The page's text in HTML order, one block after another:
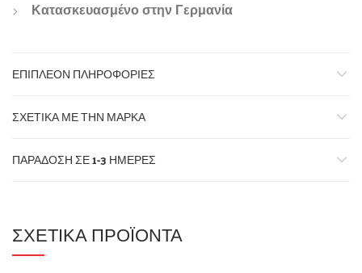
Κατασκευασμένο στην Γερμανία
ΕΠΙΠΛΈΟΝ ΠΛΗΡΟΦΟΡΊΕΣ
ΣΧΕΤΙΚΆ ΜΕ ΤΗΝ ΜΆΡΚΑ
ΠΑΡΆΔΟΣΗ ΣΕ 1-3 ΗΜΈΡΕΣ
ΣΧΕΤΙΚΆ ΠΡΟΪΌΝΤΑ